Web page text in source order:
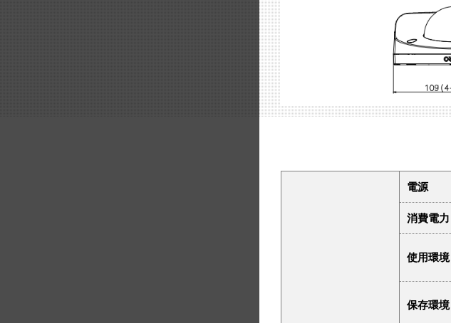
電源
消費電力
使用環境
保存環境